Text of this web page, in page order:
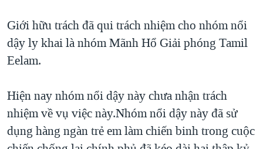
SỨC KHOẺ
VĂN HOÁ
THỂ THAO
TRỊNH VĨNH BÌNH - NGƯỜI HẠ 'BÊN THẮNG CUỘC'
CÁC GIÁ TRỊ CỘNG HÒA Ở VIỆT NAM
THƯỢNG ĐỈNH TRUMP-KIM TẠI VIỆT NAM
TRỊNH VĨNH BÌNH VS. CHÍNH PHỦ VIỆT NAM
Ngôn ngữ khác
Giới hữu trách đã qui trách nhiệm cho nhóm nổi
dậy ly khai là nhóm Mãnh Hổ Giải phóng Tamil
Eelam.
Hiện nay nhóm nổi dậy này chưa nhận trách
nhiệm về vụ việc này.Nhóm nổi dậy này đã sử
dụng hàng ngàn trẻ em làm chiến binh trong cuộc